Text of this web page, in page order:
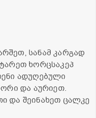
სანამ კარგად
ხორცსაკეპ
ადუღებული
და აურიეთ.
და შეინახეთ ცალკე